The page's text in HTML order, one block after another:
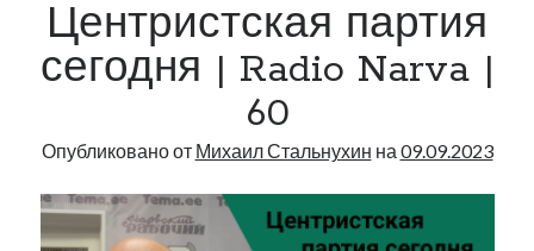
В мире
Интеграция
Интервью
Нарва и северо-восток
Образование
Парламент и правительство
Центристская партия
сегодня | Radio Narva |
60
Опубликовано от Михаил Стальнухин на 09.09.2023